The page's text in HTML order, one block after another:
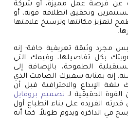
عن فرصة عمل مميزة، أو شركة
وتحقيق انطلاقة قوية، أو
مكانتها وترسيخ علامتها
مجرد وثيقة تعريفية جافة؛ إنه
بكل تفاصيلها، وقيمك التي
الطموحة، بالإضافة إلى
إنه بمثابة سفيرك الصامت الذي
الإبداع والاحترافية قبل أن
الحقيقية لـ تصميم بروفايل
الفريدة على بناء انطباع أول
في الذاكرة ويدوم طويلاً. كما أنه